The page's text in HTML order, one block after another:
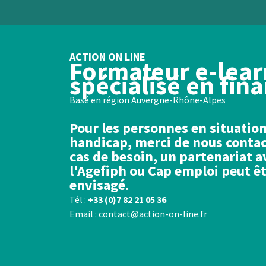
ACTION ON LINE
Formateur e-
spécialisé en
Basé en région Auvergne-Rhône-Alpes
Pour les personnes en
handicap, merci de nous
cas de besoin, un partenariat
l'Agefiph ou Cap emploi peut
envisagé.
Tél : +33 (0)7 82 21 05 36
Email : contact@action-on-line.fr